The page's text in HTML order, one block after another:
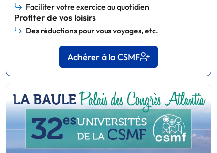
Faciliter votre exercice au quotidien
Profiter de vos loisirs
Des réductions pour vous voyages, etc.
Adhérer à la CSMF